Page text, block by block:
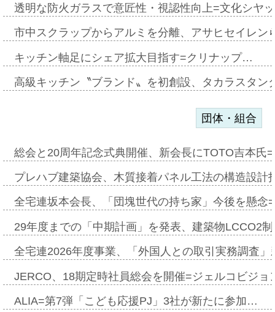
透明な防火ガラスで意匠性・視認性向上=文化シヤ
市中スクラップからアルミを分離、アサヒセイレ
キッチン軸足にシェア拡大目指す=クリナップ…
高級キッチン〝ブランド〟を初創設、タカラスタ
団体・組合
総会と20周年記念式典開催、新会長にTOTO吉本氏
プレハブ建築協会、木質接着パネル工法の構造設
全宅連坂本会長、「団塊世代の持ち家」今後を懸
29年度までの「中期計画」を発表、建築物LCCO2
全宅連2026年度事業、「外国人との取引実務調査
JERCO、18期定時社員総会を開催=ジェルコビジ
ALIA=第7弾「こども応援PJ」3社が新たに参加…